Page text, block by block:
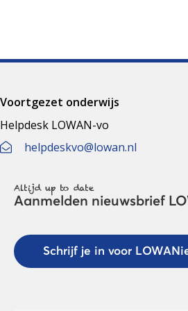
Voortgezet onderwijs
Helpdesk LOWAN-vo
helpdeskvo@lowan.nl
Altijd up to date
Aanmelden nieuwsbrief
Schrijf je in voor